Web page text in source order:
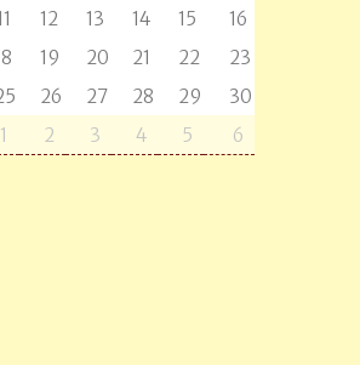
12 13 14 15
16
19 20 21 22
23
26 27 28 29
30
1 2 3 4 5 6